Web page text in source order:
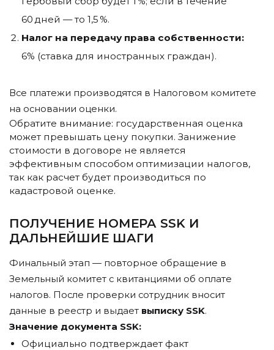
60 дней — то 1,5 %.
Налог на передачу права собственности:
6% (ставка для иностранных граждан).
Все платежи производятся в Налоговом комитете
на основании оценки.
Обратите внимание: государственная оценка
может превышать цену покупки. Занижение
стоимости в договоре не является
эффективным способом оптимизации налогов,
так как расчет будет производиться по
кадастровой оценке.
ПОЛУЧЕНИЕ НОМЕРА SSK И
ДАЛЬНЕЙШИЕ ШАГИ
Финальный этап — повторное обращение в
Земельный комитет с квитанциями об оплате
налогов. После проверки сотрудник вносит
данные в реестр и выдает выписку SSK.
Значение документа SSK:
Официально подтверждает факт